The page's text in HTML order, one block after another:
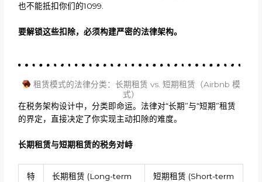
也不能抵扣你们的1099.
要解锁这些扣除，必须构建严密的法律架构。
租赁模式的法律分类：长期租赁 vs. 短期租赁（Airbnb 模
式）
在税务架构设计中，分类即命运。法律对“长期”与“短期”租赁
的界定，直接决定了你实现主动扣除的难度。
长期租赁与短期租赁的税务对峙
特
长期租赁 (Long-term
短期租赁 (Short-term